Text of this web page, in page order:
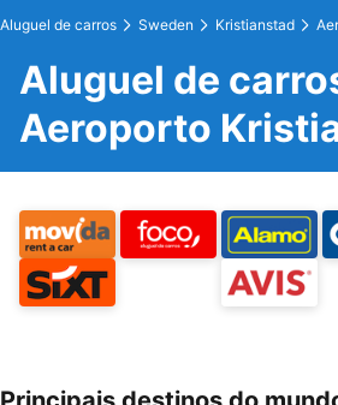
Aluguel de carros Sweden Kristianstad
Aluguel de
Aeroporto